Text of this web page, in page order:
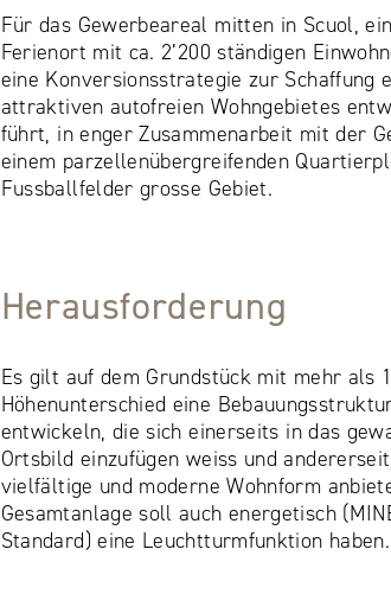
Für das Gewerbeareal mitten in Scuol,
Ferienort mit ca. 2’200 ständigen
eine Konversionsstrategie zur Schaffung
attraktiven autofreien Wohngebietes
führt, in enger Zusammenarbeit mit der
einem parzellenübergreifenden
Fussballfelder grosse Gebiet.
Herausforderung
Es gilt auf dem Grundstück mit mehr als
Höhenunterschied eine
entwickeln, die sich einerseits in das
Ortsbild einzufügen weiss und
vielfältige und moderne Wohnform
Gesamtanlage soll auch energetisch
Standard) eine Leuchtturmfunktion haben.